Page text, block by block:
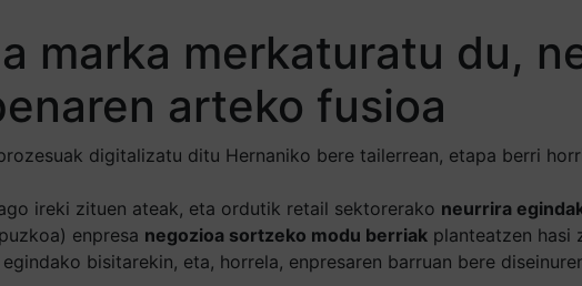
marka merkaturatu du,
arteko fusioa
digitalizatu ditu Hernaniko bere tailerrean, etapa berri
ireki zituen ateak, eta ordutik retail sektorerako neurrira
enpresa negozioa sortzeko modu berriak planteatzen hasi
bisitarekin, eta, horrela, enpresaren barruan bere